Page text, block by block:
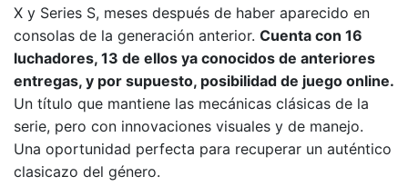
X y Series S, meses después de haber aparecido en
consolas de la generación anterior. Cuenta con 16
luchadores, 13 de ellos ya conocidos de anteriores
entregas, y por supuesto, posibilidad de juego online.
Un título que mantiene las mecánicas clásicas de la
serie, pero con innovaciones visuales y de manejo.
Una oportunidad perfecta para recuperar un auténtico
clasicazo del género.